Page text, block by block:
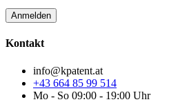
Kontakt
info@kpatent.at
+43 664 85 99 514
Mo - So 09:00 - 19:00 Uhr